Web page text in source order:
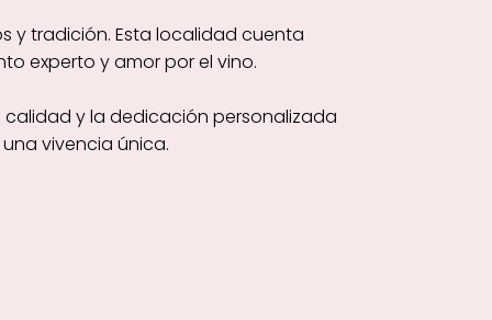
y tradición. Esta localidad cuenta
experto y amor por el vino.
y la dedicación personalizada
vivencia única.